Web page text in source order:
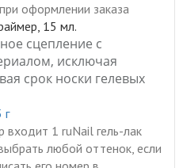
оформлении заказа
15 мл.
сцепление с
исключая
срок носки гелевых
г
1 ruNail гель-лак
любой оттенок, если